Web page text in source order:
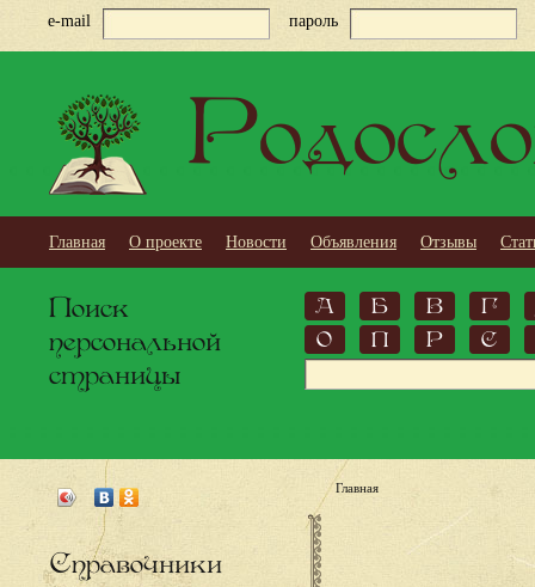
e-mail пароль
Главная О проекте Новости Объявления Отзывы
Поиск
персональной
страницы
А Б В
Г
О
П Р С
Справочники
Главная